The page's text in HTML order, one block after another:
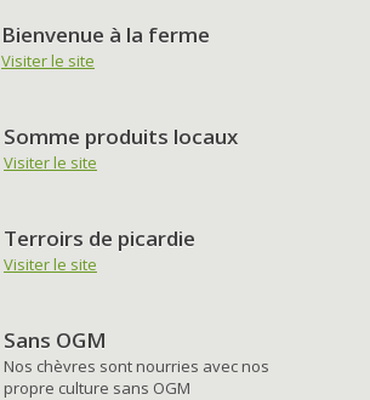
Bienvenue à la ferme
Visiter le site
Somme produits locaux
Visiter le site
Terroirs de picardie
Visiter le site
Sans OGM
Nos chèvres sont nourries avec nos
propre culture sans OGM